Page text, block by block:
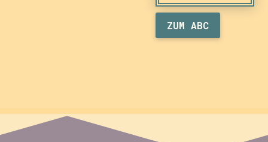
ZUM ABC